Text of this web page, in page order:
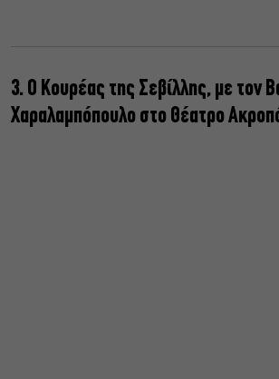
3. Ο Κουρέας της Σεβίλλης, με τον
Χαραλαμπόπουλο στο Θέατρο